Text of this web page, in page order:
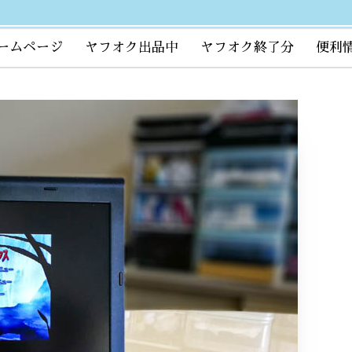
ムページ ヤフオク出品中 ヤフオク終了分 便利